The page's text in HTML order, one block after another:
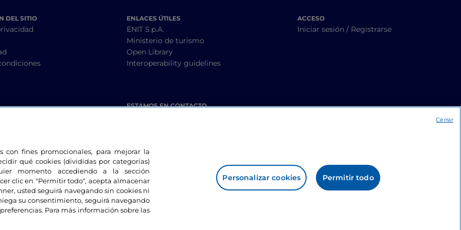
DEL SITIO ENLACES ÚTILES
ENIT S.p.A.
Ministerio de turismo
Open Library
Interoperability guidelines
ESTAMOS EN CONTACTO
ACCESO
Iniciar sesión / Registrarse
fines promocionales, para mejorar la
qué cookies (divididas por categorías)
momento accediendo a la sección
clic en "Permitir todo", acepta almacenar
usted seguirá navegando sin cookies ni
su consentimiento, seguirá navegando
Para más información sobre las
Personalizar cookies Permitir todo
Cerrar